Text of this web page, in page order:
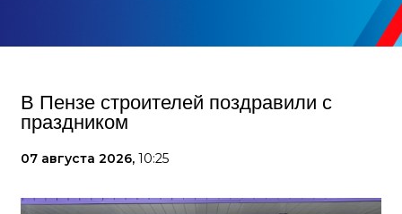
В Пензе строителей поздравили с
праздником
07 августа 2026, 10:25